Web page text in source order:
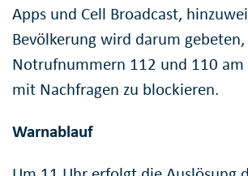
Apps und Cell Broadcast,
Bevölkerung wird darum
Notrufnummern 112 und 110
mit Nachfragen zu blockieren.
Warnablauf